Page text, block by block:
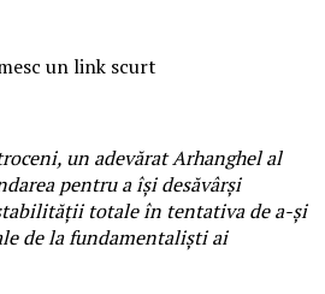
un link scurt
un adevărat Arhanghel al
pentru a își desăvârși
totale în tentativa de a-și
de la fundamentaliști ai